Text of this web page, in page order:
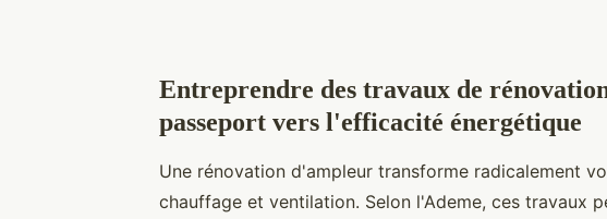
Entreprendre des travaux de
passeport vers l'efficacité énergétique
Une rénovation d'ampleur transforme radicalement
chauffage et ventilation. Selon l'Ademe, ces travaux